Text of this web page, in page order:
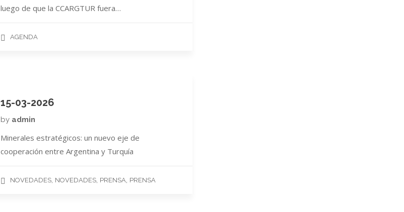
luego de que la CCARGTUR fuera…
AGENDA
15-03-2026
by admin
Minerales estratégicos: un nuevo eje de
cooperación entre Argentina y Turquía
NOVEDADES, NOVEDADES, PRENSA, PRENSA